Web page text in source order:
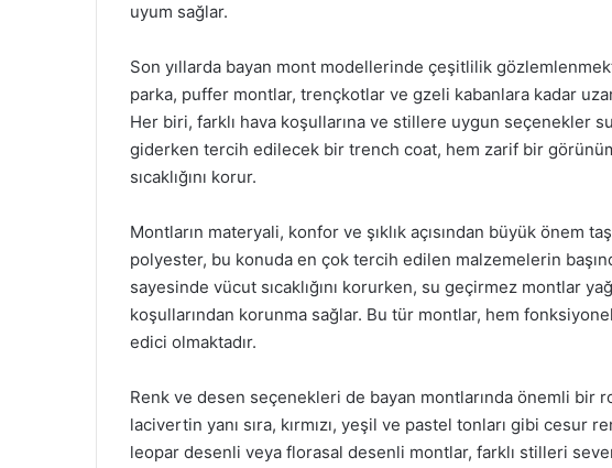
uyum sağlar.
Son yıllarda bayan mont modellerinde çeşitlilik
parka, puffer montlar, trençkotlar ve gzeli kabanlara kadar
Her biri, farklı hava koşullarına ve stillere uygun seçenekler
giderken tercih edilecek bir trench coat, hem zarif bir
sıcaklığını korur.
Montların materyali, konfor ve şıklık açısından büyük önem
polyester, bu konuda en çok tercih edilen malzemelerin
sayesinde vücut sıcaklığını korurken, su geçirmez montlar
koşullarından korunma sağlar. Bu tür montlar, hem
edici olmaktadır.
Renk ve desen seçenekleri de bayan montlarında önemli bir
lacivertin yanı sıra, kırmızı, yeşil ve pastel tonları gibi cesur
leopar desenli veya florasal desenli montlar, farklı stilleri